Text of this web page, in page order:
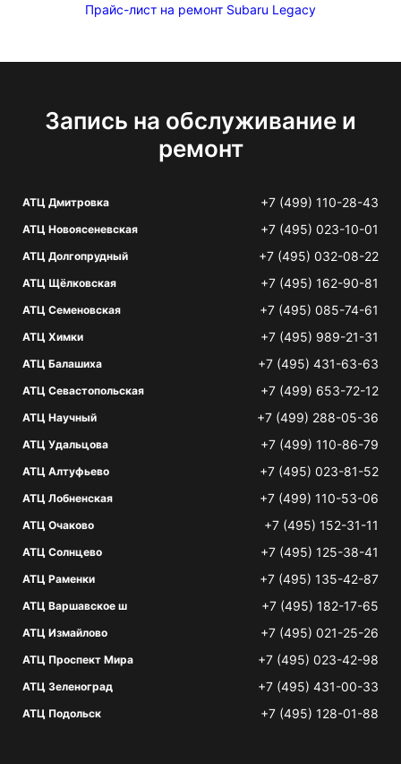
Прайс-лист на ремонт Subaru Legacy
Запись на обслуживание и
ремонт
АТЦ Дмитровка +7 (499) 110-28-43
АТЦ Новоясеневская +7 (495) 023-10-01
АТЦ Долгопрудный +7 (495) 032-08-22
АТЦ Щёлковская +7 (495) 162-90-81
АТЦ Семеновская +7 (495) 085-74-61
АТЦ Химки +7 (495) 989-21-31
АТЦ Балашиха +7 (495) 431-63-63
АТЦ Севастопольская +7 (499) 653-72-12
АТЦ Научный +7 (499) 288-05-36
АТЦ Удальцова +7 (499) 110-86-79
АТЦ Алтуфьево +7 (495) 023-81-52
АТЦ Лобненская +7 (499) 110-53-06
АТЦ Очаково +7 (495) 152-31-11
АТЦ Солнцево +7 (495) 125-38-41
АТЦ Раменки +7 (495) 135-42-87
АТЦ Варшавское ш +7 (495) 182-17-65
АТЦ Измайлово +7 (495) 021-25-26
АТЦ Проспект Мира +7 (495) 023-42-98
АТЦ Зеленоград +7 (495) 431-00-33
АТЦ Подольск +7 (495) 128-01-88